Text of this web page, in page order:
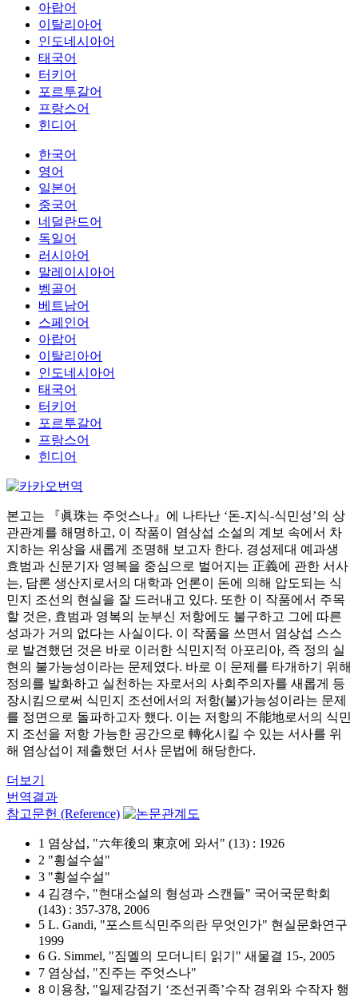
아랍어
이탈리아어
인도네시아어
태국어
터키어
포르투갈어
프랑스어
힌디어
한국어
영어
일본어
중국어
네덜란드어
독일어
러시아어
말레이시아어
벵골어
베트남어
스페인어
아랍어
이탈리아어
인도네시아어
태국어
터키어
포르투갈어
프랑스어
힌디어
본고는 『眞珠는 주엇스나』에 나타난 ‘돈-지식-식민성’의 상
관관계를 해명하고, 이 작품이 염상섭 소설의 계보 속에서 차
지하는 위상을 새롭게 조명해 보고자 한다. 경성제대 예과생
효범과 신문기자 영복을 중심으로 벌어지는 正義에 관한 서사
는, 담론 생산지로서의 대학과 언론이 돈에 의해 압도되는 식
민지 조선의 현실을 잘 드러내고 있다. 또한 이 작품에서 주목
할 것은, 효범과 영복의 눈부신 저항에도 불구하고 그에 따른
성과가 거의 없다는 사실이다. 이 작품을 쓰면서 염상섭 스스
로 발견했던 것은 바로 이러한 식민지적 아포리아, 즉 정의 실
현의 불가능성이라는 문제였다. 바로 이 문제를 타개하기 위해
정의를 발화하고 실천하는 자로서의 사회주의자를 새롭게 등
장시킴으로써 식민지 조선에서의 저항(불)가능성이라는 문제
를 정면으로 돌파하고자 했다. 이는 저항의 不能地로서의 식민
지 조선을 저항 가능한 공간으로 轉化시킬 수 있는 서사를 위
해 염상섭이 제출했던 서사 문법에 해당한다.
더보기
번역결과
참고문헌 (Reference)
1 염상섭, "六年後의 東京에 와서" (13) : 1926
2 "횡설수설"
3 "횡설수설"
4 김경수, "현대소설의 형성과 스캔들" 국어국문학회
(143) : 357-378, 2006
5 L. Gandi, "포스트식민주의란 무엇인가" 현실문화연구
1999
6 G. Simmel, "짐멜의 모더니티 읽기" 새물결 15-, 2005
7 염상섭, "진주는 주엇스나"
8 이용창, "일제강점기 ‘조선귀족’수작 경위와 수작자 행